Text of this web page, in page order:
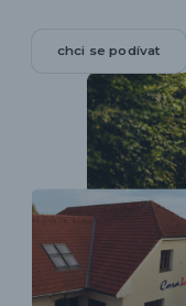
chci se podívat